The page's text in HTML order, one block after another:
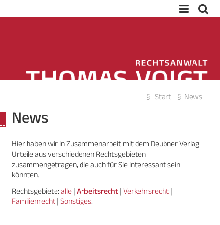


Suche
Start News
News
Hier haben wir in Zusammenarbeit mit dem Deubner Verlag
Urteile aus verschiedenen Rechtsgebieten
zusammengetragen, die auch für Sie interessant sein
könnten.
Rechtsgebiete:alle | Arbeitsrecht | Verkehrsrecht |
Familienrecht | Sonstiges.